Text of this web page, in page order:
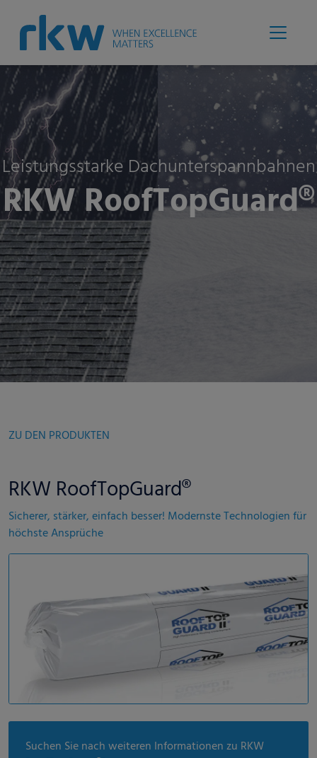
Leistungsstarke Dachunterspannbahnen
RKW RoofTopGuard®
ZU DEN PRODUKTEN
RKW RoofTopGuard®
Sicherer, stärker, einfach besser! Modernste Technologien für
höchste Ansprüche
Suchen Sie nach weiteren Informationen zu RKW